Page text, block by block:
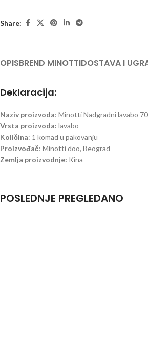
Share:
OPISBREND MINOTTIDOSTAVA I
Deklaracija:
Naziv proizvoda: Minotti Nadgradni lavabo
Vrsta proizvoda: lavabo
Količina: 1 komad u pakovanju
Proizvođač: Minotti doo, Beograd
Zemlja proizvodnje: Kina
POSLEDNJE PREGLEDANO